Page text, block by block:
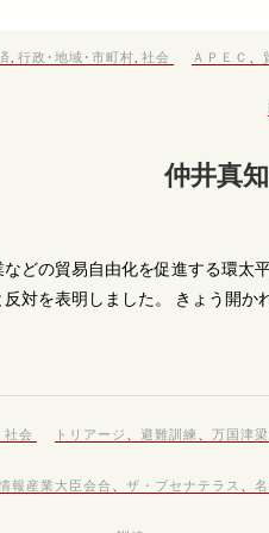
行政･地域･市町村 社会 ＡＰＥＣ
仲井真
などの貿易自由化を促進する環太
対を表明しました。 きょう開
社会 トリアージ 避難訓練 万国津
報産業大臣会合 ザ・ブセナテラス